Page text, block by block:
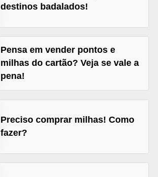
destinos badalados!
Pensa em vender pontos e
milhas do cartão? Veja se vale a
pena!
Preciso comprar milhas! Como
fazer?